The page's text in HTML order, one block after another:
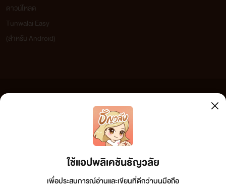
ใช้แอปพลิเคชันธัญวลัย
เพื่อประสบการณ์อ่านและเขียนที่ดีกว่าบนมือถือ
ดาวน์โหลด
Tunwalai Easy
(สำหรับ Android)
เว็บไซต์แห่งนี้ไม่ได้เห็นด้วยและไม่ขอรับผิดชอบต่อข้อความใดๆ ทั้งสิ้น ดังนั้นผู้อ่านทุกท่านโปรดใช้
วิจารณญาณในการกลั่นกรองด้วยตนเอง และหากท่านพบข้อความใดๆ ที่ขัดต่อกฎหมายและศีลธรรม
กรุณาแจ้งมาที่ tunwalai@ookbee.com เพื่อทีมงานจะได้ดำเนินการในทันที ทั้งนี้ ทางเว็บไซต์ขอสงวน
ลิขสิทธิ์ตามพระราชบัญญัติลิขสิทธิ์ (ฉบับเพิ่มเติม) พ.ศ.2558